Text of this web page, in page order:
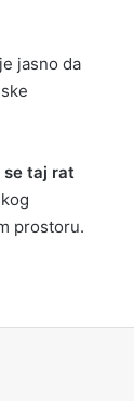
jasno da
se taj rat
prostoru.